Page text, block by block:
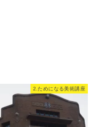
2.ためになる美術講座